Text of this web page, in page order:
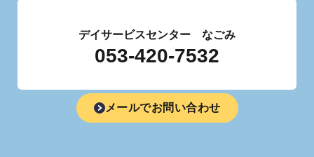
デイサービスセンター なごみ
053-420-7532
メールでお問い合わせ